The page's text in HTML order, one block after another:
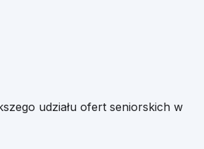
udziału ofert seniorskich w